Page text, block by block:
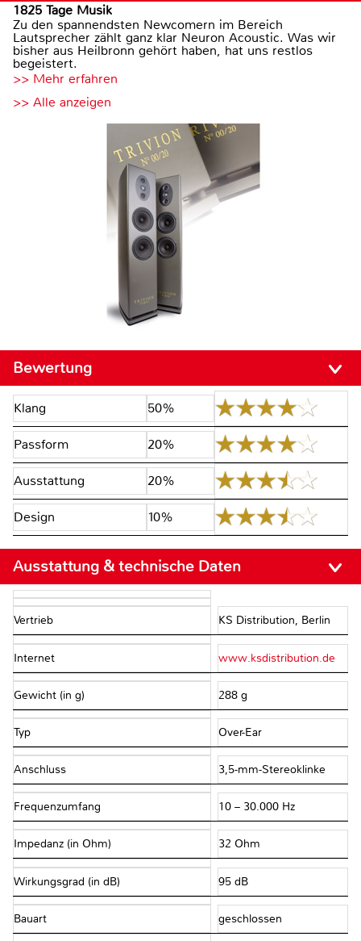
1825 Tage Musik
Zu den spannendsten Newcomern im Bereich
Lautsprecher zählt ganz klar Neuron Acoustic. Was wir
bisher aus Heilbronn gehört haben, hat uns restlos
begeistert.
>> Mehr erfahren
>> Alle anzeigen
Bewertung
Klang 50%
Passform 20%
Ausstattung 20%
Design 10%
Ausstattung & technische Daten
Vertrieb KS Distribution, Berlin
Internet www.ksdistribution.de
Gewicht (in g) 288 g
Typ Over-Ear
Anschluss 3,5-mm-Stereoklinke
Frequenzumfang 10 – 30.000 Hz
Impedanz (in Ohm) 32 Ohm
Wirkungsgrad (in dB) 95 dB
Bauart geschlossen